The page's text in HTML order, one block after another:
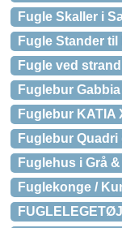
Fugle Skaller i
Fugle Stander
Fugle ved
Fuglebur
Fuglebur KATIA
Fuglebur Quadri
Fuglehus i Grå
Fuglekonge /